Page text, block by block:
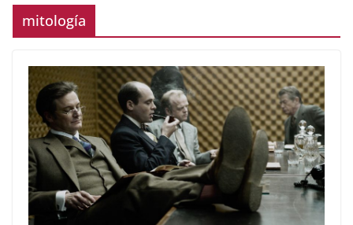
mitología